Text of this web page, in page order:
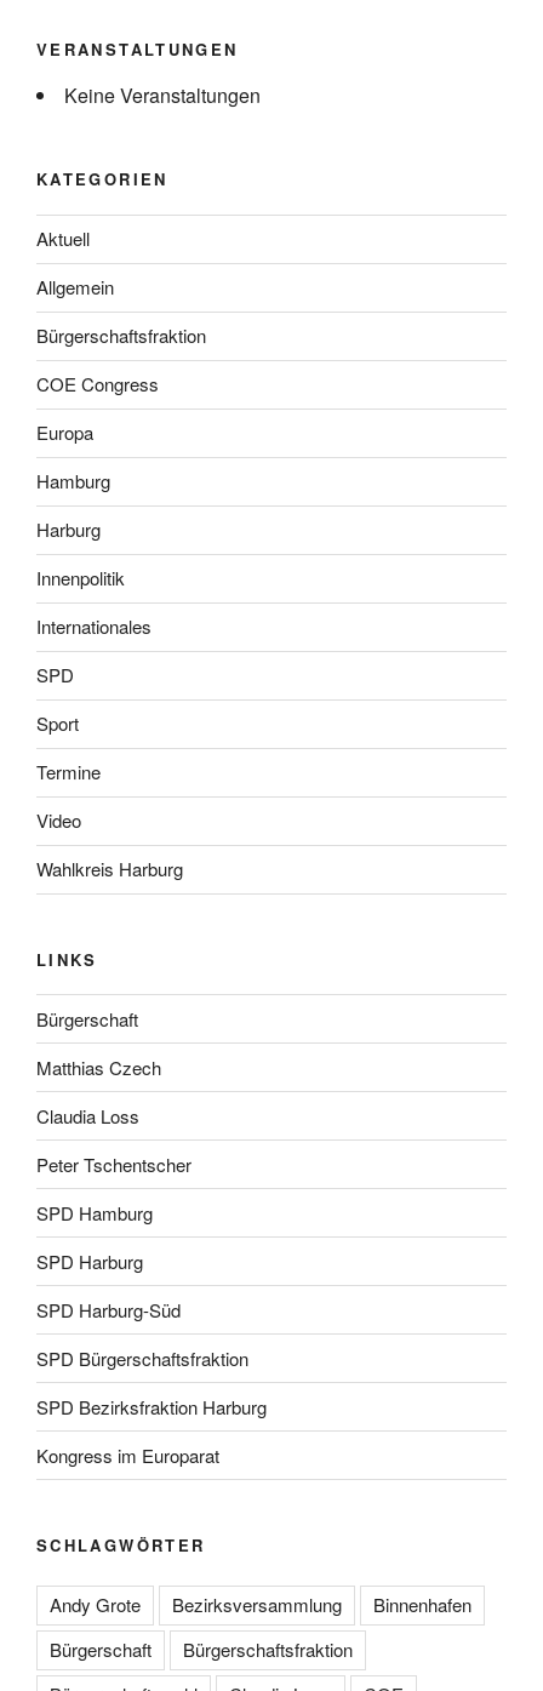
VERANSTALTUNGEN
Keine Veranstaltungen
KATEGORIEN
Aktuell
Allgemein
Bürgerschaftsfraktion
COE Congress
Europa
Hamburg
Harburg
Innenpolitik
Internationales
SPD
Sport
Termine
Video
Wahlkreis Harburg
LINKS
Bürgerschaft
Matthias Czech
Claudia Loss
Peter Tschentscher
SPD Hamburg
SPD Harburg
SPD Harburg-Süd
SPD Bürgerschaftsfraktion
SPD Bezirksfraktion Harburg
Kongress im Europarat
SCHLAGWÖRTER
Andy Grote Bezirksversammlung
Binnenhafen
Bürgerschaft
Bürgerschaftsfraktion